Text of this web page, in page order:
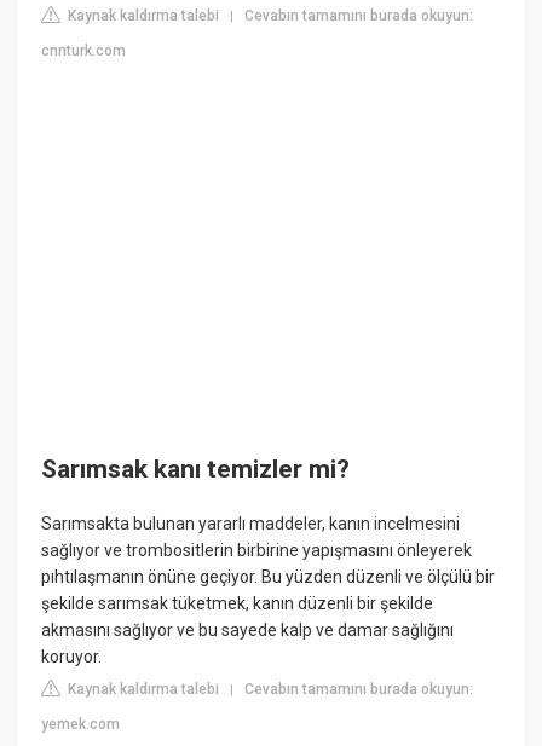
Kaynak kaldırma talebi |Cevabın tamamını burada okuyun:
cnnturk.com
Sarımsak kanı temizler mi?
Sarımsakta bulunan yararlı maddeler, kanın incelmesini
sağlıyor ve trombositlerin birbirine yapışmasını önleyerek
pıhtılaşmanın önüne geçiyor. Bu yüzden düzenli ve ölçülü bir
şekilde sarımsak tüketmek, kanın düzenli bir şekilde
akmasını sağlıyor ve bu sayede kalp ve damar sağlığını
koruyor.
Kaynak kaldırma talebi |Cevabın tamamını burada okuyun:
yemek.com